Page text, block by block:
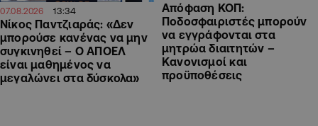
07.08.2026 13:34
Νίκος Παντζιαράς: «Δεν
μπορούσε κανένας να μην
συγκινηθεί – Ο ΑΠΟΕΛ
είναι μαθημένος να
μεγαλώνει στα δύσκολα»
Απόφαση ΚΟΠ:
Ποδοσφαιριστές μπορούν
να εγγράφονται στα
μητρώα διαιτητών –
Κανονισμοί και
προϋποθέσεις